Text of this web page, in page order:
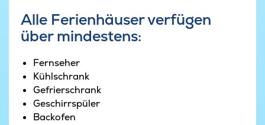
Whirlpool und der Sauna oder dem Entspannen
an der Bar des Hauses fertig sind, bietet der
für einen kleinen Wettkampf. Dort können Sie
sich gegenseitig in Billard, Airhockey, Kicker,
Playstation3 oder Tischtennis herausfordern. In
Turnierpausen sind Sie herzlich dazu eingeladen,
Alle Ferienhäuser verfügen
über mindestens:
Fernseher
Kühlschrank
Gefrierschrank
Geschirrspüler
Backofen